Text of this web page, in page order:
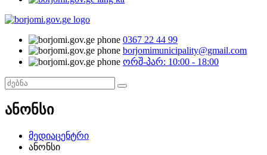
0367 22 44 99
borjomimunicipality@gmail.com
ორშ-პარ: 10:00 - 18:00
ანონსი
მედიაცენტრი
ანონსი